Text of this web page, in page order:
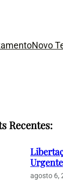
Novo
Recentes:
agosto 6,